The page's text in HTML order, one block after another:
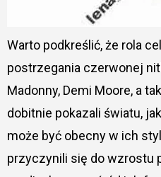
Warto podkreślić, że rola
postrzegania czerwonej
Madonny, Demi Moore, a
dobitnie pokazali światu,
może być obecny w ich
przyczynili się do wzrostu